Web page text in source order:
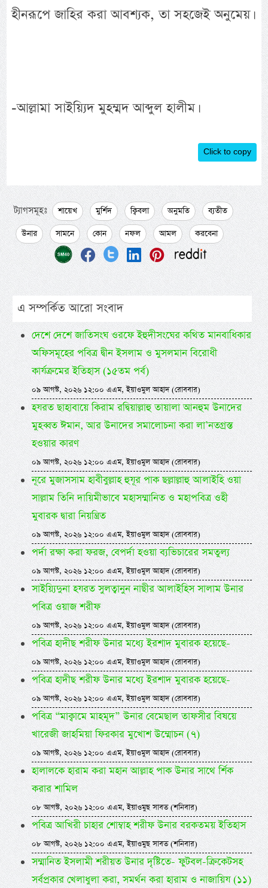
হীনরূপে জাহির করা আবশ্যক, তা সহজেই অনুমেয়।
-আল্লামা সাইয়্যিদ মুহম্মদ আব্দুল হালীম।
Click to copy
ট্যাগসমূহঃ শায়েখ মুর্শিদ ক্বিবলা অনুমতি
ব্যতীত
উনার
সামনে কোন নফল আমল করবেনা
এ সম্পর্কিত আরো সংবাদ
দেশে দেশে জাতিসংঘ ওরফে ইহুদীসংঘের কথিত মানবাধিকার
অফিসমূহের পবিত্র দ্বীন ইসলাম ও মুসলমান বিরোধী
কার্যক্রমের ইতিহাস (১৫তম পর্ব)
০৯ আগস্ট, ২০২৬ ১২:০০ এএম, ইয়াওমুল আহাদ (রোববার)
হযরত ছাহাবায়ে কিরাম রদ্বিয়াল্লাহু তায়ালা আনহুম উনাদের
মুহব্বত ঈমান, আর উনাদের সমালোচনা করা লা’নতগ্রস্ত
হওয়ার কারণ
০৯ আগস্ট, ২০২৬ ১২:০০ এএম, ইয়াওমুল আহাদ (রোববার)
নূরে মুজাসসাম হাবীবুল্লাহ হুযূর পাক ছল্লাল্লাহু আলাইহি ওয়া
সাল্লাম তিনি দায়িমীভাবে মহাসম্মানিত ও মহাপবিত্র ওহী
মুবারক দ্বারা নিয়ন্ত্রিত
০৯ আগস্ট, ২০২৬ ১২:০০ এএম, ইয়াওমুল আহাদ (রোববার)
পর্দা রক্ষা করা ফরজ, বেপর্দা হওয়া ব্যভিচারের সমতুল্য
০৯ আগস্ট, ২০২৬ ১২:০০ এএম, ইয়াওমুল আহাদ (রোববার)
সাইয়্যিদুনা হযরত সুলত্বানুন নাছীর আলাইহিস সালাম উনার
পবিত্র ওয়াজ শরীফ
০৯ আগস্ট, ২০২৬ ১২:০০ এএম, ইয়াওমুল আহাদ (রোববার)
পবিত্র হাদীছ শরীফ উনার মধ্যে ইরশাদ মুবারক হয়েছে-
০৯ আগস্ট, ২০২৬ ১২:০০ এএম, ইয়াওমুল আহাদ (রোববার)
পবিত্র হাদীছ শরীফ উনার মধ্যে ইরশাদ মুবারক হয়েছে-
০৯ আগস্ট, ২০২৬ ১২:০০ এএম, ইয়াওমুল আহাদ (রোববার)
পবিত্র “মাক্বামে মাহমূদ” উনার বেমেছাল তাফসীর বিষয়ে
খারেজী জাহমিয়া ফিরকার মুখোশ উম্মোচন (৭)
০৯ আগস্ট, ২০২৬ ১২:০০ এএম, ইয়াওমুল আহাদ (রোববার)
হালালকে হারাম করা মহান আল্লাহ পাক উনার সাথে র্শিক
করার শামিল
০৮ আগস্ট, ২০২৬ ১২:০০ এএম, ইয়াওমুছ সাবত (শনিবার)
পবিত্র আখিরী চাহার শোম্বাহ শরীফ উনার বরকতময় ইতিহাস
০৮ আগস্ট, ২০২৬ ১২:০০ এএম, ইয়াওমুছ সাবত (শনিবার)
সম্মানিত ইসলামী শরীয়ত উনার দৃষ্টিতে- ফুটবল-ক্রিকেটসহ
সর্বপ্রকার খেলাধুলা করা, সমর্থন করা হারাম ও নাজায়িয (১১)